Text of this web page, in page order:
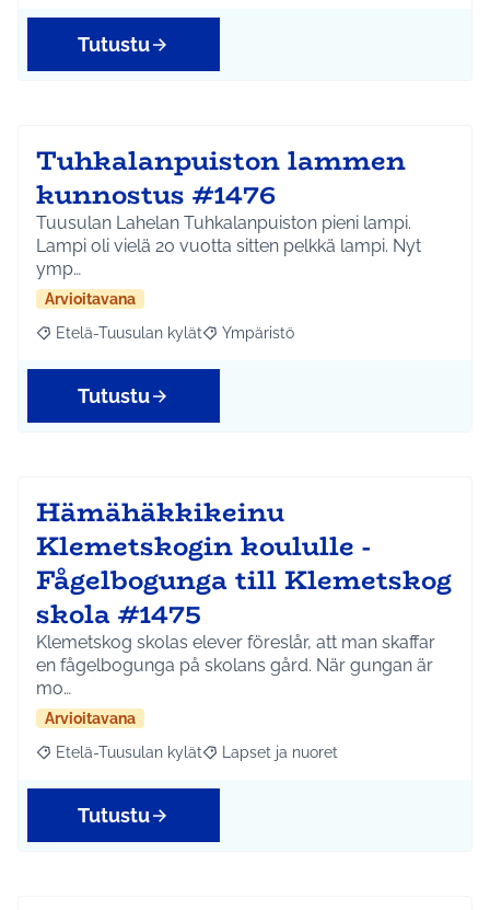
Tutustu
Tuhkalanpuiston lammen
kunnostus #1476
Tuusulan Lahelan Tuhkalanpuiston pieni lampi.
Lampi oli vielä 20 vuotta sitten pelkkä lampi. Nyt
ymp…
Arvioitavana
Rajaa tulokset aihepiirin mukaan: Etelä-Tuusulan kylät
Etelä-Tuusulan kylät Rajaa tulokset teeman mukaan:
Ympäristö
Tutustu
Hämähäkkikeinu
Klemetskogin koululle -
Fågelbogunga till Klemetskog
skola #1475
Klemetskog skolas elever föreslår, att man skaffar
en fågelbogunga på skolans gård. När gungan är
mo…
Arvioitavana
Rajaa tulokset aihepiirin mukaan: Etelä-Tuusulan kylät
Etelä-Tuusulan kylät Rajaa tulokset teeman mukaan: Lapset
Lapset ja nuoret
Tutustu